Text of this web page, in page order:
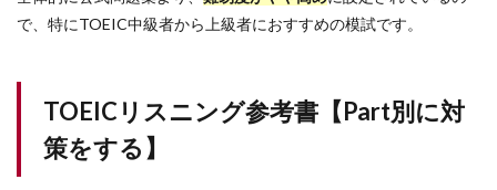
で、特にTOEIC中級者から上級者におすすめの模試です。
TOEICリスニング参考書【Part別に対
策をする】